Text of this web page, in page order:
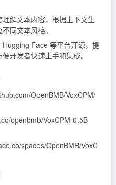
理解文本内容，根据上下文生
同文本风格。
Hugging Face 等平台开源，提
开发者快速上手和集成。
hub.com/OpenBMB/VoxCPM/
openbmb/VoxCPM-0.5B
spaces/OpenBMB/VoxC